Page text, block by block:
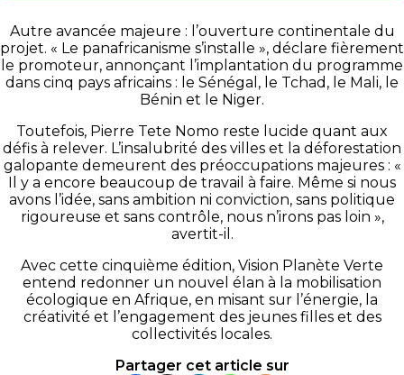
Autre avancée majeure : l’ouverture continentale du
projet. « Le panafricanisme s’installe », déclare fièrement
le promoteur, annonçant l’implantation du programme
dans cinq pays africains : le Sénégal, le Tchad, le Mali, le
Bénin et le Niger.
Toutefois, Pierre Tete Nomo reste lucide quant aux
défis à relever. L’insalubrité des villes et la déforestation
galopante demeurent des préoccupations majeures : «
Il y a encore beaucoup de travail à faire. Même si nous
avons l’idée, sans ambition ni conviction, sans politique
rigoureuse et sans contrôle, nous n’irons pas loin »,
avertit-il.
Avec cette cinquième édition, Vision Planète Verte
entend redonner un nouvel élan à la mobilisation
écologique en Afrique, en misant sur l’énergie, la
créativité et l’engagement des jeunes filles et des
collectivités locales.
Partager cet article sur